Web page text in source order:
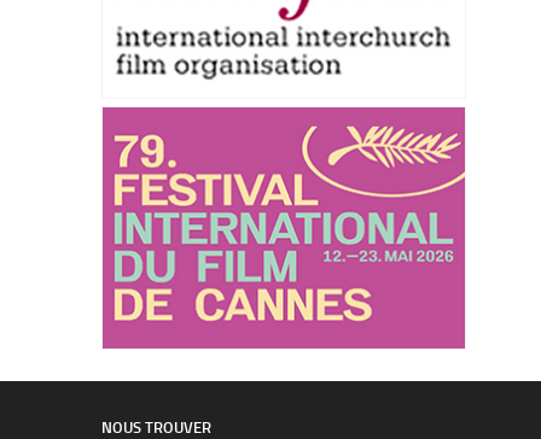
NOUS TROUVER